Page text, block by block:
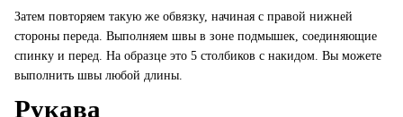
Затем повторяем такую же обвязку, начиная с правой нижней
стороны переда. Выполняем швы в зоне подмышек, соединяющие
спинку и перед. На образце это 5 столбиков с накидом. Вы можете
выполнить швы любой длины.
Рукава